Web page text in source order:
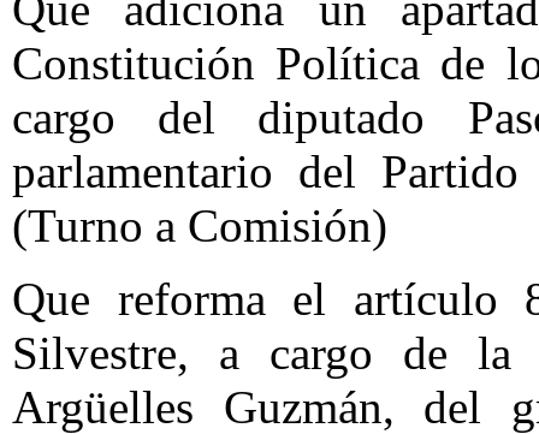
Constitución Política de
cargo del diputado
parlamentario del
(Turno a Comisión)
Que reforma el artículo
Silvestre, a cargo de la
Argüelles Guzmán, del